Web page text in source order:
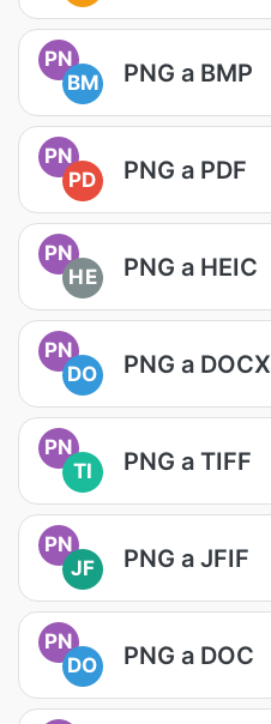
PN
BM
PNG a BMP
PN
PD
PNG a PDF
PN
HE
PNG a HEIC
PN
DO
PNG a DOCX
PN
TI
PNG a TIFF
PN
JF
PNG a JFIF
PN
DO
PNG a DOC